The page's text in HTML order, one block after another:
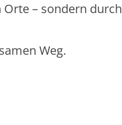
– sondern durch
Weg.